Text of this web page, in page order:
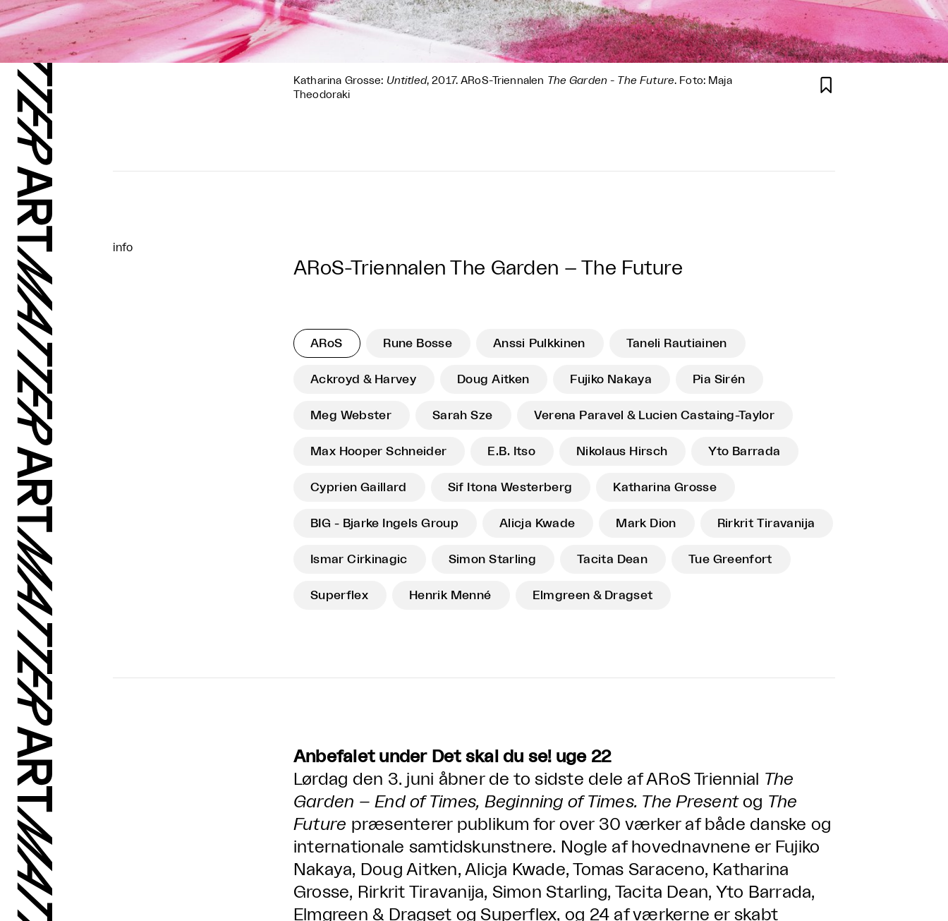
Katharina Grosse: Untitled, 2017. ARoS-Triennalen The Garden - The Future. Foto: Maja
Theodoraki

info
ARoS-Triennalen The Garden – The Future
ARoS Rune Bosse Anssi Pulkkinen Taneli Rautiainen
Ackroyd & Harvey Doug Aitken Fujiko Nakaya Pia Sirén
Meg Webster Sarah Sze Verena Paravel & Lucien Castaing-Taylor
Max Hooper Schneider E.B. Itso Nikolaus Hirsch Yto Barrada
Cyprien Gaillard Sif Itona Westerberg Katharina Grosse
BIG - Bjarke Ingels Group Alicja Kwade Mark Dion Rirkrit Tiravanija
Ismar Cirkinagic Simon Starling Tacita Dean Tue Greenfort
Superflex Henrik Menné Elmgreen & Dragset
Anbefalet under Det skal du se! uge 22
Lørdag den 3. juni åbner de to sidste dele af ARoS Triennial The
Garden – End of Times, Beginning of Times. The Presentog The
Future præsenterer publikum for over 30 værker af både danske og
internationale samtidskunstnere. Nogle af hovednavnene er Fujiko
Nakaya, Doug Aitken, Alicja Kwade, Tomas Saraceno, Katharina
Grosse, Rirkrit Tiravanija, Simon Starling, Tacita Dean, Yto Barrada,
Elmgreen & Dragset og Superflex, og 24 af værkerne er skabt